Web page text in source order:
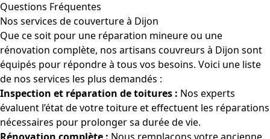
Questions Fréquentes
Nos services de couverture à Dijon
Que ce soit pour une réparation mineure ou une
rénovation complète, nos artisans couvreurs à Dijon sont
équipés pour répondre à tous vos besoins. Voici une liste
de nos services les plus demandés :
Inspection et réparation de toitures : Nos experts
évaluent l’état de votre toiture et effectuent les réparations
nécessaires pour prolonger sa durée de vie.
Rénovation complète : Nous remplaçons votre ancienne